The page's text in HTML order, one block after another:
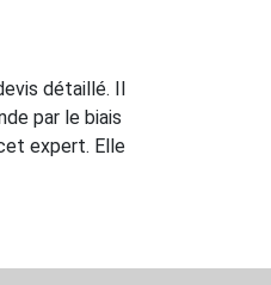
détaillé. Il
par le biais
expert. Elle